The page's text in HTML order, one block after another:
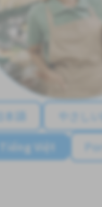
日本語 やさし
Tiếng Việt